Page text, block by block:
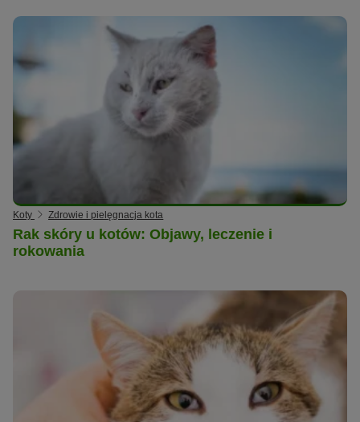
Koty Zdrowie i pielęgnacja kota
Rak skóry u kotów: Objawy, leczenie i
rokowania